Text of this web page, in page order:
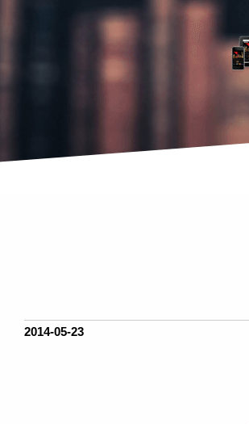
2014-05-23